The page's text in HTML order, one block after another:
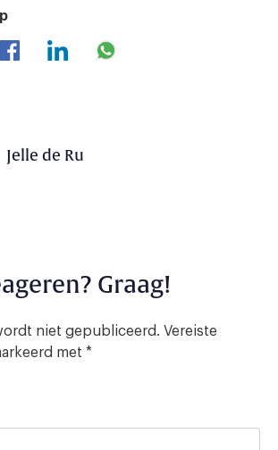
Jelle de Ru
Graag!
niet gepubliceerd. Vereiste
met *